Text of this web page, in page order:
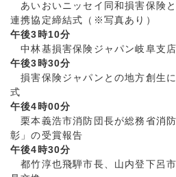
あいおいニッセイ同和損害保険
連携協定締結式（※写真あり）
午後3時10分
中林基損害保険ジャパン岐阜支
午後3時30分
損害保険ジャパンとの地方創生
式
午後4時00分
栗本義浩市消防団長が総務省消
彰」の受賞報告
午後4時30分
都竹淳也飛騨市長、山内登下呂